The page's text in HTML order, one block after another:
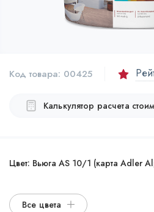
Код товара: 00425
Калькулятор расчета
Цвет: Вьюга AS 10/1 (карта Adler
Все цвета